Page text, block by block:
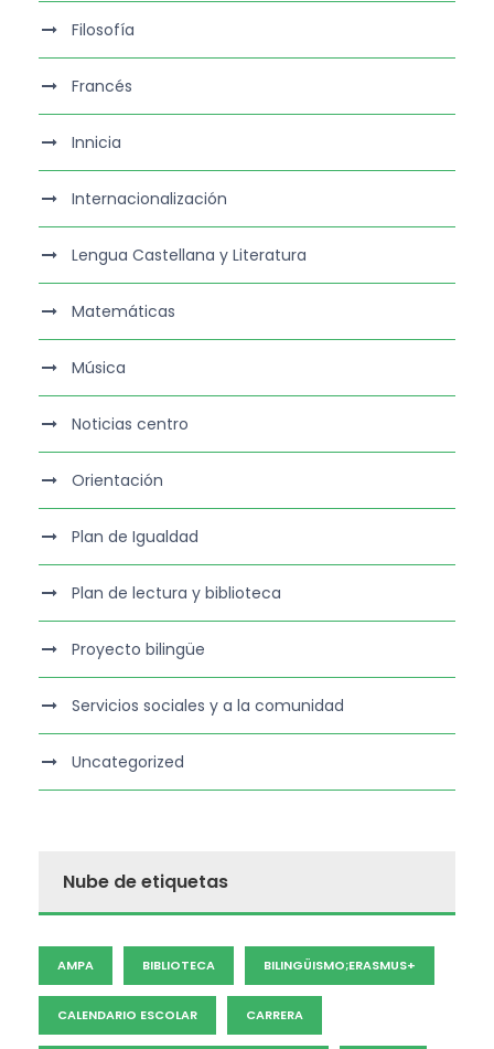
Filosofía
Francés
Innicia
Internacionalización
Lengua Castellana y Literatura
Matemáticas
Música
Noticias centro
Orientación
Plan de Igualdad
Plan de lectura y biblioteca
Proyecto bilingüe
Servicios sociales y a la comunidad
Uncategorized
Nube de etiquetas
AMPA BIBLIOTECA BILINGÜISMO;ERASMUS+
CALENDARIO ESCOLAR CARRERA